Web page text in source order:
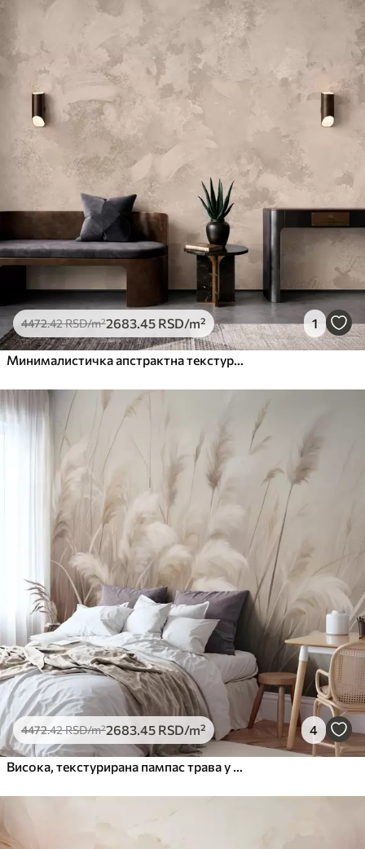
4472.42RSD/m²2683 .45 RSD/m² 1
4472.42RSD/m²2683 .45 RSD/m² 4